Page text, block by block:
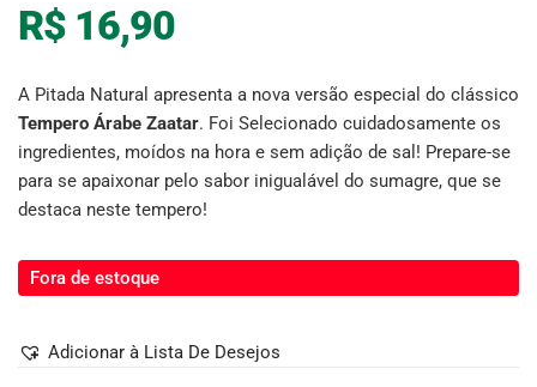
R$ 16,90
A Pitada Natural apresenta a nova versão especial do clássico
Tempero Árabe Zaatar. Foi Selecionado cuidadosamente os
ingredientes, moídos na hora e sem adição de sal! Prepare-se
para se apaixonar pelo sabor inigualável do sumagre, que se
destaca neste tempero!
Fora de estoque
Adicionar à Lista De Desejos